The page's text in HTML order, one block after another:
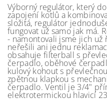
Výborný regulátor, který
zapojení kotlů a
složitá, regulátor
fungovat už samo jak má.
- namontovali jsme jich už
neřešili ani jednu
obsahuje filterball s
čerpadlo, oběhové
kulový kohout s
zpětnou klapkou s
čerpadlo. Ventil je 3/4"
elektrotermickou hlavicí